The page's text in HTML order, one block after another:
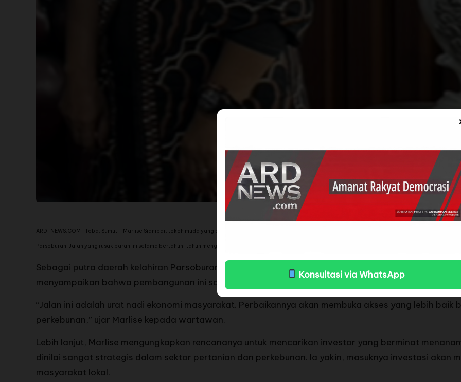
Konsultasi via WhatsApp
ARD-NEWS.COM- Toba, Sumut – Marlise Sianipar, tokoh muda yang digadang-gadang maju sebagai bakal calon Bupati Toba, menyatakan dukungan penuh
Parsoburan. Jalan yang rusak parah ini selama bertahun-tahun menghambat aktivitas ekonomi dan sosial masyarakat setempat.
Sebagai putra daerah kelahiran Parsoburan, Marlise menegaskan komitmennya untuk turun
menyampaikan bahwa pembangunan ini sangat penting untuk mendukung konektivitas dan
“Jalan ini adalah urat nadi ekonomi masyarakat. Perbaikannya akan membuka akses yang lebih
perkebunan,” ujar Marlise kepada wartawan.
Lebih lanjut, Marlise mengungkapkan rencananya untuk mencarikan investor yang berminat
dinilai sangat strategis dalam sektor pertanian dan perkebunan. Ia yakin, masuknya investasi akan
masyarakat lokal.